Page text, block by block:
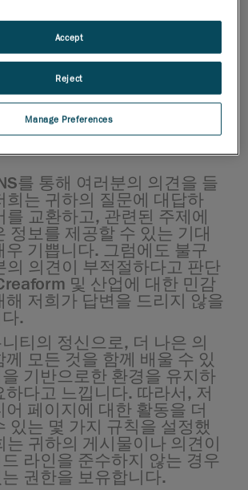
Twitter, YouTube 및
같은 SNS에서 두각을 나타내
다양한 SNS를 통해 회사와
에 대한 다양한 뉴스와 정보
있습니다. 크레아폼의 SNS를
신적인 이동식 휴대용 자동
루션에 대해 알아보세요.
를 통해 여러분의 의견을 들
희는 귀하의 질문에 대답하
를 교환하고, 관련된 주제에
정보를 제공할 수 있는 기대
우 기쁩니다. 그럼에도 불구
의 의견이 부적절하다고 판단
및 산업에 대한 민감
해 저희가 답변을 드리지 않을
.
티의 정신으로, 더 나은 의
모든 것을 함께 배울 수 있
기반으로한 환경을 유지하
하다고 느낍니다. 따라서, 저
어 페이지에 대한 활동을 더
있는 몇 가지 규칙을 설정했
는 귀하의 게시물이나 의견이
라인을 준수하지 않는 경우
권한을 보유합니다.
Manage Preferences
Reject
Accept